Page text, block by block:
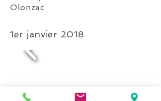
Olonzac
1er janvier 2018